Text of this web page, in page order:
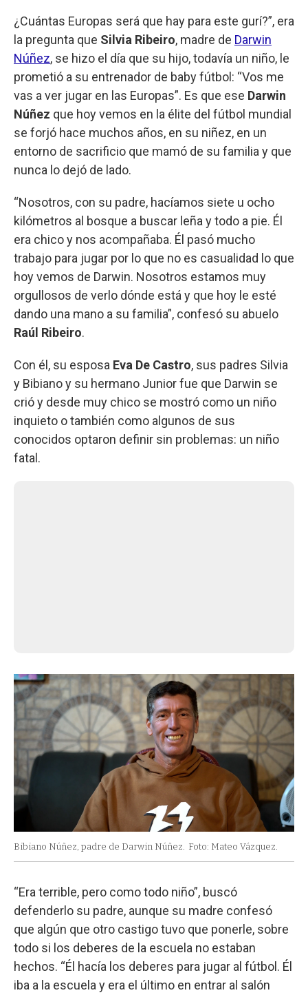
¿Cuántas Europas será que hay para este gurí?”, era
la pregunta que Silvia Ribeiro, madre de Darwin
Núñez, se hizo el día que su hijo, todavía un niño, le
prometió a su entrenador de baby fútbol: “Vos me
vas a ver jugar en las Europas”. Es que ese Darwin
Núñez que hoy vemos en la élite del fútbol mundial
se forjó hace muchos años, en su niñez, en un
entorno de sacrificio que mamó de su familia y que
nunca lo dejó de lado.
“Nosotros, con su padre, hacíamos siete u ocho
kilómetros al bosque a buscar leña y todo a pie. Él
era chico y nos acompañaba. Él pasó mucho
trabajo para jugar por lo que no es casualidad lo que
hoy vemos de Darwin. Nosotros estamos muy
orgullosos de verlo dónde está y que hoy le esté
dando una mano a su familia”, confesó su abuelo
Raúl Ribeiro.
Con él, su esposa Eva De Castro, sus padres Silvia
y Bibiano y su hermano Junior fue que Darwin se
crió y desde muy chico se mostró como un niño
inquieto o también como algunos de sus
conocidos optaron definir sin problemas: un niño
fatal.
Bibiano Núñez, padre de Darwin Núñez. Foto: Mateo Vázquez.
“Era terrible, pero como todo niño”, buscó
defenderlo su padre, aunque su madre confesó
que algún que otro castigo tuvo que ponerle, sobre
todo si los deberes de la escuela no estaban
hechos. “Él hacía los deberes para jugar al fútbol. Él
iba a la escuela y era el último en entrar al salón